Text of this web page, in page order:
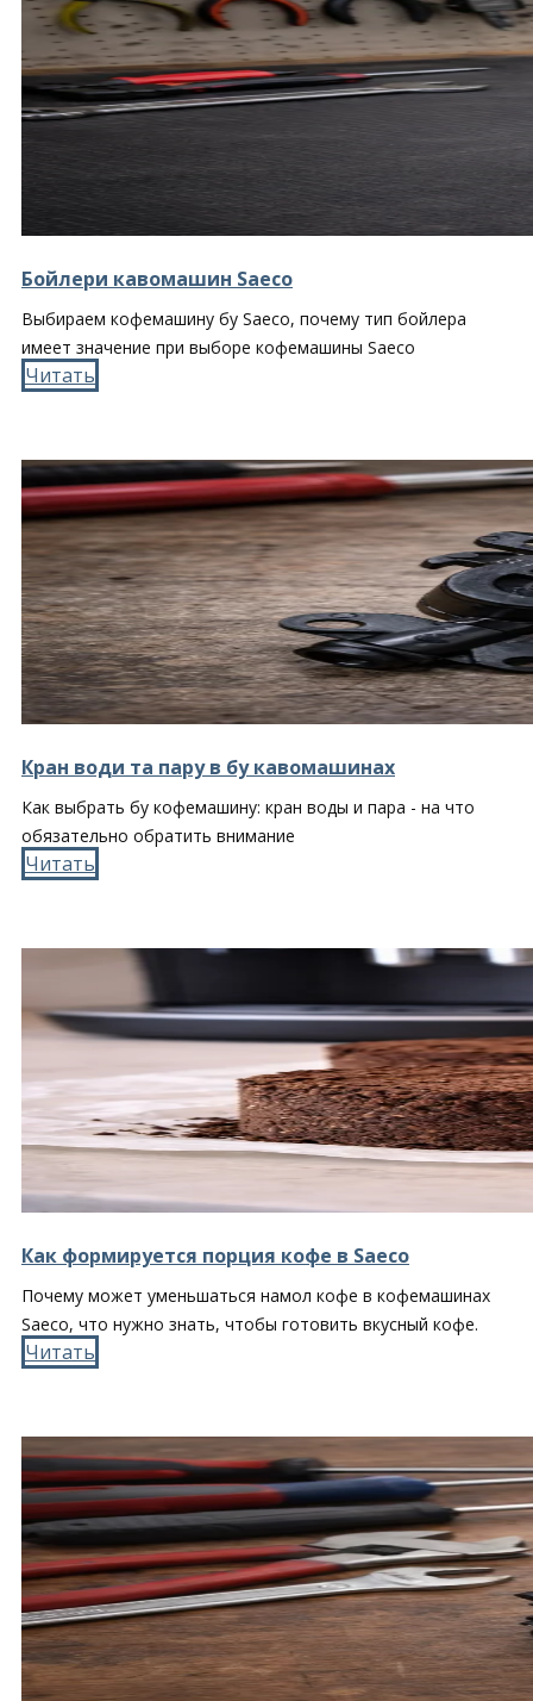
Бойлери кавомашин Saeco
Выбираем кофемашину бу Saeco, почему тип бойлера
имеет значение при выборе кофемашины Saeco
Читать​
Кран води та пару в бу кавомашинах
Как выбрать бу кофемашину: кран воды и пара - на что
обязательно обратить внимание
Читать​
Как формируется порция кофе в Saeco
Почему может уменьшаться намол кофе в кофемашинах
Saeco, что нужно знать, чтобы готовить вкусный кофе.
Читать​